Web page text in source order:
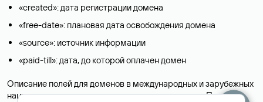
«created»: дата регистрации домена
«free-date»: плановая дата освобождения домена
«source»: источник информации
«paid-till»: дата, до которой оплачен домен
Описание полей для доменов в международных и зарубежных
национальных доменах представлены в разделе «Помощь».